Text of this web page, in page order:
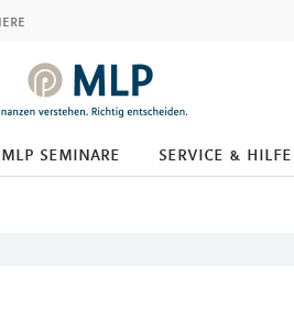
mlp seminare service & hilfe